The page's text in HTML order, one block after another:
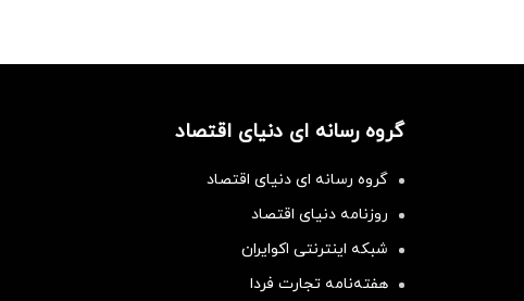
گروه رسانه ای دنیای اقتصاد
گروه رسانه ای دنیای اقتصاد
روزنامه دنیای اقتصاد
شبکه اینترنتی اکوایران
هفته‌نامه تجارت فردا